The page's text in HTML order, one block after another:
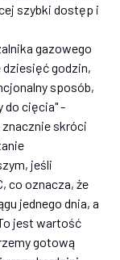
szybki dostęp i
gazowego
dziesięć godzin,
sposób,
do cięcia" -
skróci
jeśli
co oznacza, że
jednego dnia, a
jest wartość
gotową